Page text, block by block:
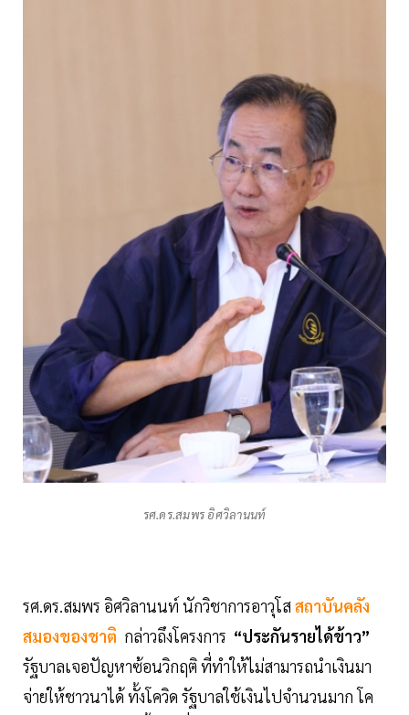
รศ.ดร.สมพร อิศวิลานนท์
รศ.ดร.สมพร อิศวิลานนท์ นักวิชาการอาวุโสสถาบันคลัง
สมองของชาติ กล่าวถึงโครงการ “ประกันรายได้ข้าว”
รัฐบาลเจอปัญหาซ้อนวิกฤติ ที่ทำให้ไม่สามารถนำเงินมา
จ่ายให้ชาวนาได้ ทั้งโควิด รัฐบาลใช้เงินไปจำนวนมาก โค